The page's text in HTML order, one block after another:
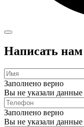
Написать нам
Заполнено верно
Вы не указали данные
Заполнено верно
Вы не указали данные